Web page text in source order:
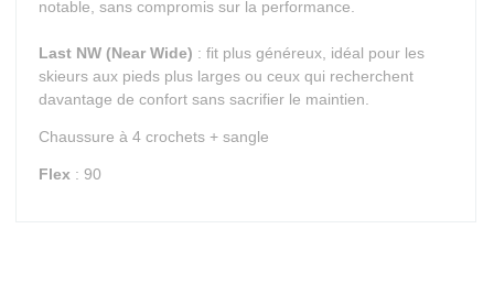
notable, sans compromis sur la performance.
Last NW (Near Wide) : fit plus généreux, idéal pour les
skieurs aux pieds plus larges ou ceux qui recherchent
davantage de confort sans sacrifier le maintien.
Chaussure à 4 crochets + sangle
Flex : 90